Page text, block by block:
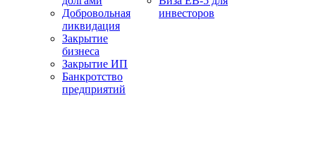
Добровольная
ликвидация
Закрытие
бизнеса
Закрытие ИП
Банкротство
предприятий
инвесторов